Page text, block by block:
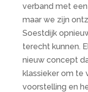
verband met
maar we zijn
Soestdijk
terecht kunnen.
nieuw concept
klassieker om te
voorstelling en